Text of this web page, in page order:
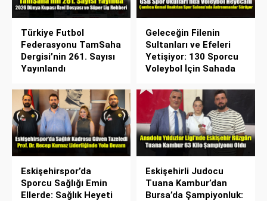
Türkiye Futbol
Federasyonu TamSaha
Dergisi’nin 261. Sayısı
Yayınlandı
Geleceğin Filenin
Sultanları ve Efeleri
Yetişiyor: 130 Sporcu
Voleybol İçin Sahada
Eskişehirspor’da
Sporcu Sağlığı Emin
Ellerde: Sağlık Heyeti
Eskişehirli Judocu
Tuana Kambur’dan
Bursa’da Şampiyonluk: